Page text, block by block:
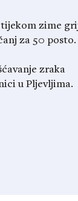
zime
za 50 posto.
zraka
u Pljevljima.